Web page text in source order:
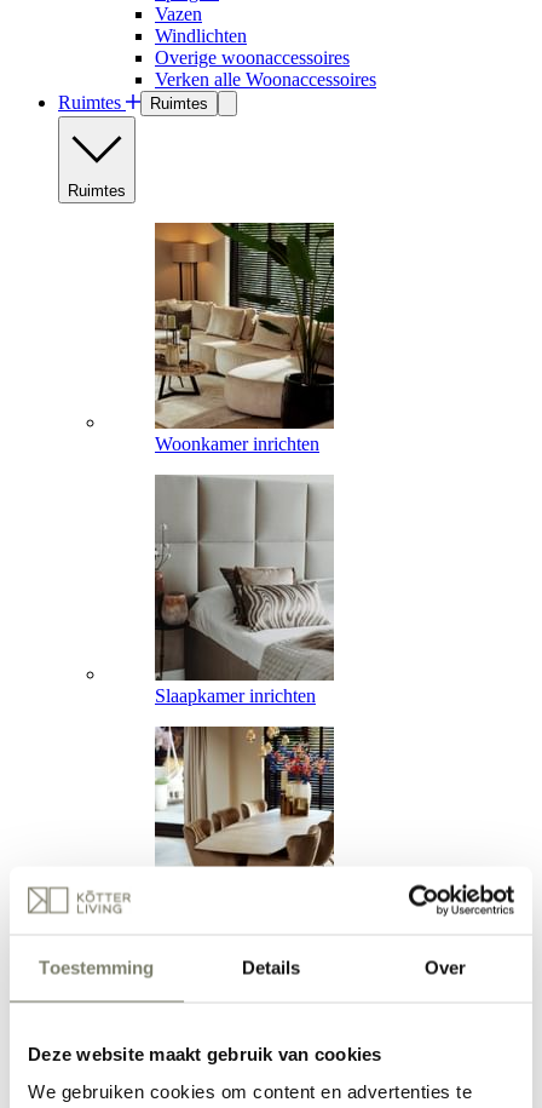
Toestemming Details Over
Deze website maakt gebruik van cookies
We gebruiken cookies om content en advertenties te
Vazen
Windlichten
Overige woonaccessoires
Verken alle Woonaccessoires
Ruimtes
Ruimtes
Ruimtes
Woonkamer inrichten
Slaapkamer inrichten